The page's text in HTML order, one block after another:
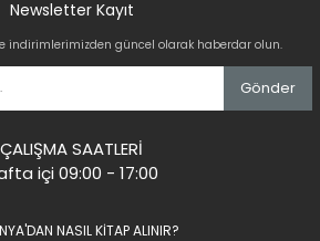
Newsletter Kayıt
indirimlerimizden güncel olarak haberdar olun.
Gönder
ÇALIŞMA SAATLERİ
içi 09:00 - 17:00
NASIL KİTAP ALINIR?